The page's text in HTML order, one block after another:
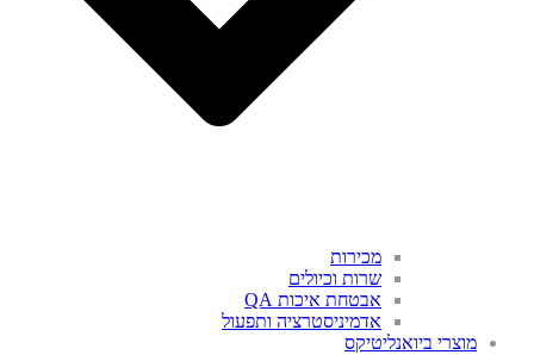
מכירות
שרות וכיולים
אבטחת איכות QA
אדמיניסטרציה ותפעול
מוצרי ביואנליטיקס